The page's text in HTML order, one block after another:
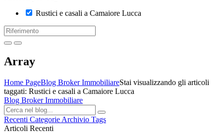
Rustici e casali a Camaiore Lucca
Array
Home PageBlog Broker ImmobiliareStai visualizzando gli articoli
taggati: Rustici e casali a Camaiore Lucca
Blog Broker Immobiliare
Recenti Categorie Archivio Tags
Articoli Recenti